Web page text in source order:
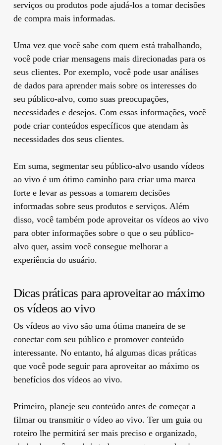
serviços ou produtos pode ajudá-los a tomar decisões
de compra mais informadas.
Uma vez que você sabe com quem está trabalhando,
você pode criar mensagens mais direcionadas para os
seus clientes. Por exemplo, você pode usar análises
de dados para aprender mais sobre os interesses do
seu público-alvo, como suas preocupações,
necessidades e desejos. Com essas informações, você
pode criar conteúdos específicos que atendam às
necessidades dos seus clientes.
Em suma, segmentar seu público-alvo usando vídeos
ao vivo é um ótimo caminho para criar uma marca
forte e levar as pessoas a tomarem decisões
informadas sobre seus produtos e serviços. Além
disso, você também pode aproveitar os vídeos ao vivo
para obter informações sobre o que o seu público-
alvo quer, assim você consegue melhorar a
experiência do usuário.
Dicas práticas para aproveitar ao máximo
os vídeos ao vivo
Os vídeos ao vivo são uma ótima maneira de se
conectar com seu público e promover conteúdo
interessante. No entanto, há algumas dicas práticas
que você pode seguir para aproveitar ao máximo os
benefícios dos vídeos ao vivo.
Primeiro, planeje seu conteúdo antes de começar a
filmar ou transmitir o vídeo ao vivo. Ter um guia ou
roteiro lhe permitirá ser mais preciso e organizado,